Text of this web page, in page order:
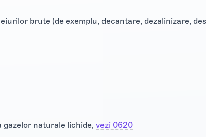
brute (de exemplu, decantare, dezalinizare,
gazelor naturale lichide, vezi 0620